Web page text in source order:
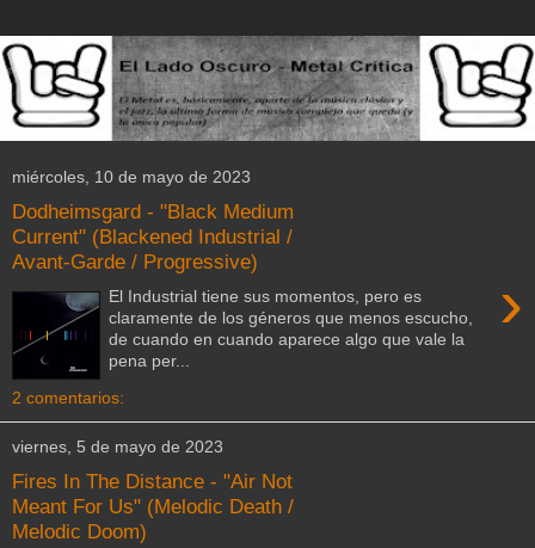
miércoles, 10 de mayo de 2023
Dodheimsgard - "Black Medium
Current" (Blackened Industrial /
Avant-Garde / Progressive)
›
El Industrial tiene sus momentos, pero es
claramente de los géneros que menos escucho,
de cuando en cuando aparece algo que vale la
pena per...
2 comentarios:
viernes, 5 de mayo de 2023
Fires In The Distance - "Air Not
Meant For Us" (Melodic Death /
Melodic Doom)